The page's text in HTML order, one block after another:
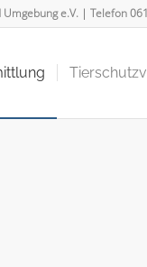
e.V. | Telefon